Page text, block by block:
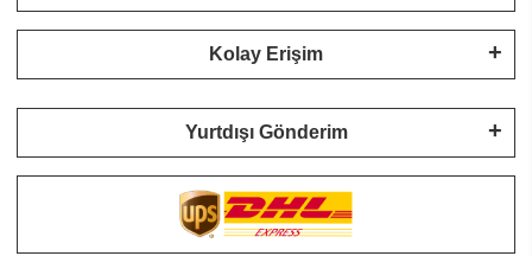
Kolay Erişim
Yurtdışı Gönderim